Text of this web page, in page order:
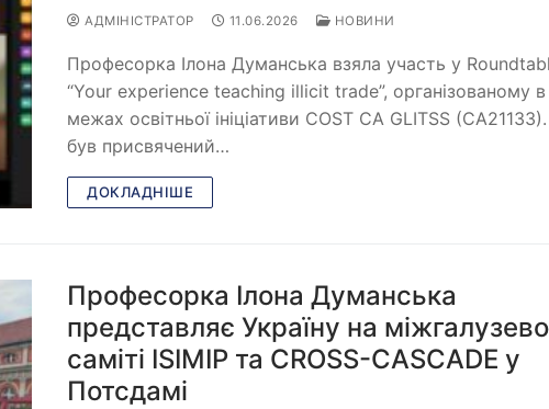
АДМІНІСТРАТОР 11.06.2026 НОВИНИ
Професорка Ілона Думанська взяла участь у
“Your experience teaching illicit trade”, організованому в
межах освітньої ініціативи COST CA GLITSS
був присвячений…
ДОКЛАДНІШЕ
Професорка Ілона Думанська
представляє Україну на
саміті ISIMIP та CROSS-CASCADE у
Потсдамі